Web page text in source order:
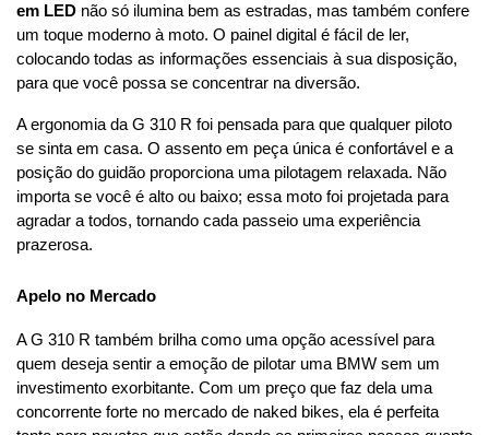
em LED não só ilumina bem as estradas, mas também confere
um toque moderno à moto. O painel digital é fácil de ler,
colocando todas as informações essenciais à sua disposição,
para que você possa se concentrar na diversão.
A ergonomia da G 310 R foi pensada para que qualquer piloto
se sinta em casa. O assento em peça única é confortável e a
posição do guidão proporciona uma pilotagem relaxada. Não
importa se você é alto ou baixo; essa moto foi projetada para
agradar a todos, tornando cada passeio uma experiência
prazerosa.
Apelo no Mercado
A G 310 R também brilha como uma opção acessível para
quem deseja sentir a emoção de pilotar uma BMW sem um
investimento exorbitante. Com um preço que faz dela uma
concorrente forte no mercado de naked bikes, ela é perfeita